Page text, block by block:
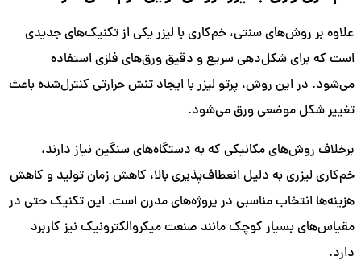
علاوه بر روش‌های سنتی، خم‌کاری با لیزر یکی از تکنیک‌های جدیدی
است که برای شکل‌دهی سریع و دقیق ورق‌های فلزی استفاده
می‌شود. در این روش، پرتو لیزر با ایجاد تنش حرارتی کنترل‌شده باعث
تغییر شکل موضعی ورق می‌شود.
برخلاف روش‌های مکانیکی که به دستگاه‌های سنگین نیاز دارند،
خم‌کاری لیزری به دلیل انعطاف‌پذیری بالا، کاهش زمان تولید و کاهش
هزینه‌ها انتخاب مناسبی در پروژه‌های مدرن است. این تکنیک حتی در
مقیاس‌های بسیار کوچک مانند صنعت میکروالکترونیک نیز کاربرد
دارد.